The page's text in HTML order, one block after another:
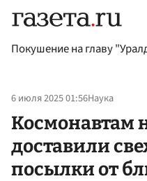
Покушение на главу
6 июля 2025 01:56Наука
Космонавтам
доставили
посылки от